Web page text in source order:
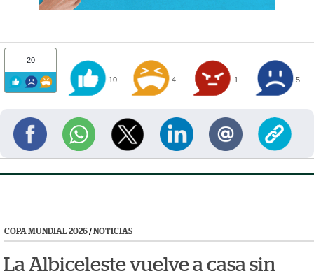
20
10 4 1 5
COPA MUNDIAL 2026/NOTICIAS
La Albiceleste vuelve a casa sin